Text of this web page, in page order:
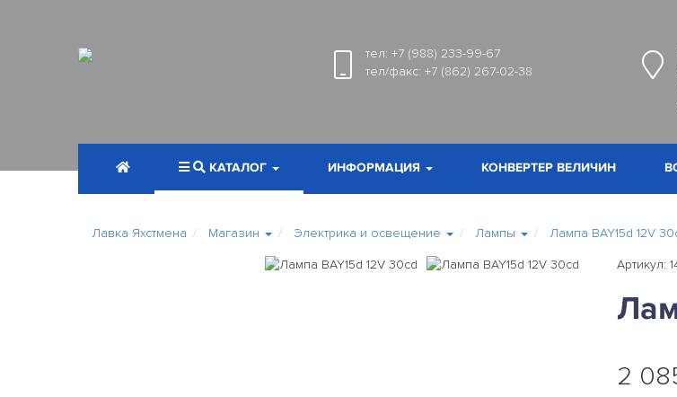
тел: +7 (988) 233-99-67
тел/факс: +7 (862) 267-02-38
КАТАЛОГ ИНФОРМАЦИЯ КОНВЕРТЕР ВЕЛИЧИН
Лавка Яхстмена Магазин Электрика и освещение Лампы Лампа BAY15d 12V
Артикул:
2